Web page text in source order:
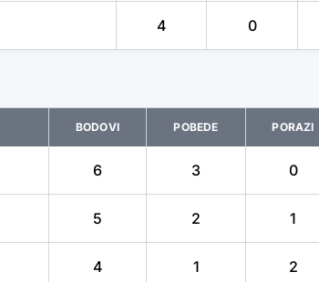
4 0
BODOVI POBEDE PORAZI
6 3 0
5 2 1
4 1 2